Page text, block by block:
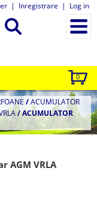
| Inregistrare | Log in
0
/ACUMULATOR
/ACUMULATOR
AGM VRLA